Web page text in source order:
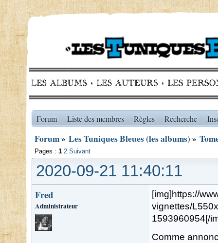
Forum Liste des membres Règles Recherche
Forum» Les Tuniques Bleues (les albums) »
Pages : 1 2 Suivant
2020-09-21 11:40:11
Fred
Administrateur
[img]https://
vignettes/
1593960954[/
Comme